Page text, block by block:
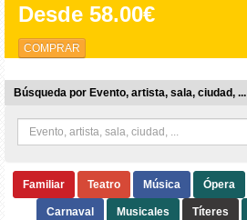
Desde 58.00€
COMPRAR
Búsqueda por Evento, artista, sala, ciudad, ...
Familiar Teatro Música Ópera
Carnaval Musicales Títeres